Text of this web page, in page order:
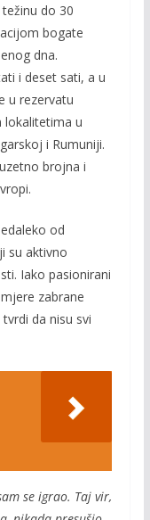
do 30
bogate
dna.
i deset sati, a u
u rezervatu
lokalitetima u
i Rumuniji.
brojna i
od
su aktivno
Iako pasionirani
zabrane
da nisu svi
se igrao. Taj vir,